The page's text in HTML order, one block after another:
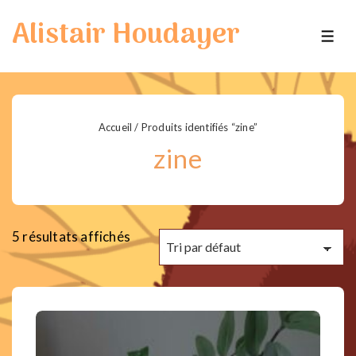
passer
Alistair Houdayer
Accueil / Produits identifiés “zine”
zine
5 résultats affichés